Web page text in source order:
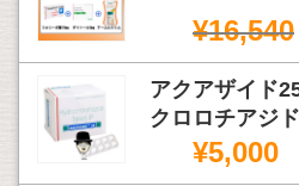
¥16,540
アクアザイド
クロロチアジド
¥5,000